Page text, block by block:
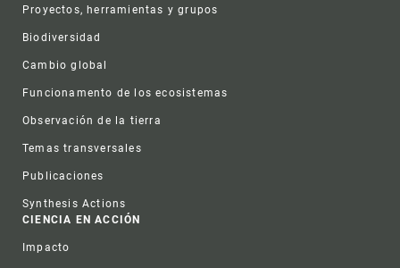
Proyectos, herramientas y grupos
Biodiversidad
Cambio global
Funcionamento de los ecosistemas
Observación de la tierra
Temas transversales
Publicaciones
Synthesis Actions
CIENCIA EN ACCIÓN
Impacto